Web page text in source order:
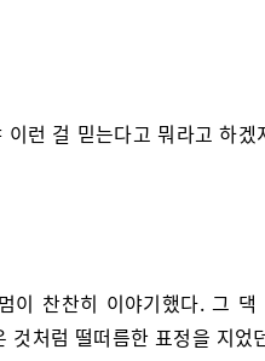
런 걸 믿는다고 뭐라고 하겠
이 찬찬히 이야기했다. 그
것처럼 떨떠름한 표정을 지었